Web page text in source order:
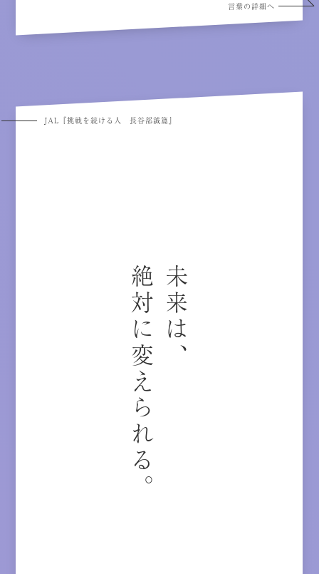
言葉の詳細へ
未来は、
絶対に変えられる。
JAL『挑戦を続ける人 長谷部誠篇』